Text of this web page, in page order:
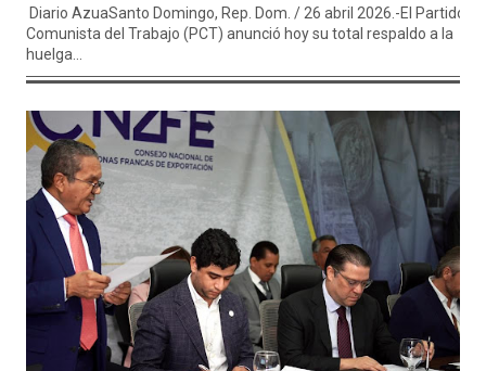
Diario AzuaSanto Domingo, Rep. Dom. / 26 abril 2026.-El Partido
Comunista del Trabajo (PCT) anunció hoy su total respaldo a la
huelga...